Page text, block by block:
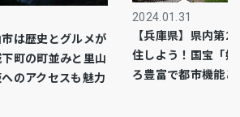
ス
区域
市は歴史とグルメが
町の町並みと里山
のアクセスも魅力
2024.01.31
【兵庫県】県内第
住しよう！国宝「
ろ豊富で都市機能